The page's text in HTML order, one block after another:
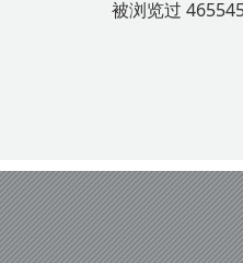
被浏览过